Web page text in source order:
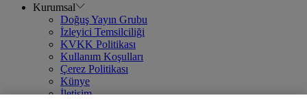
Kurumsal
Doğuş Yayın Grubu
İzleyici Temsilciliği
KVKK Politikası
Kullanım Koşulları
Çerez Politikası
Künye
İletişim